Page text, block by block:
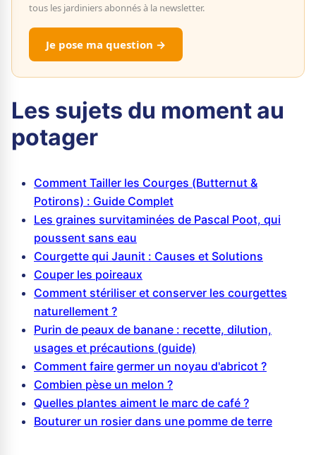
tous les jardiniers abonnés à la newsletter.
Je pose ma question →
Les sujets du moment au
potager
Comment Tailler les Courges (Butternut &
Potirons) : Guide Complet
Les graines survitaminées de Pascal Poot, qui
poussent sans eau
Courgette qui Jaunit : Causes et Solutions
Couper les poireaux
Comment stériliser et conserver les courgettes
naturellement ?
Purin de peaux de banane : recette, dilution,
usages et précautions (guide)
Comment faire germer un noyau d'abricot ?
Combien pèse un melon ?
Quelles plantes aiment le marc de café ?
Bouturer un rosier dans une pomme de terre